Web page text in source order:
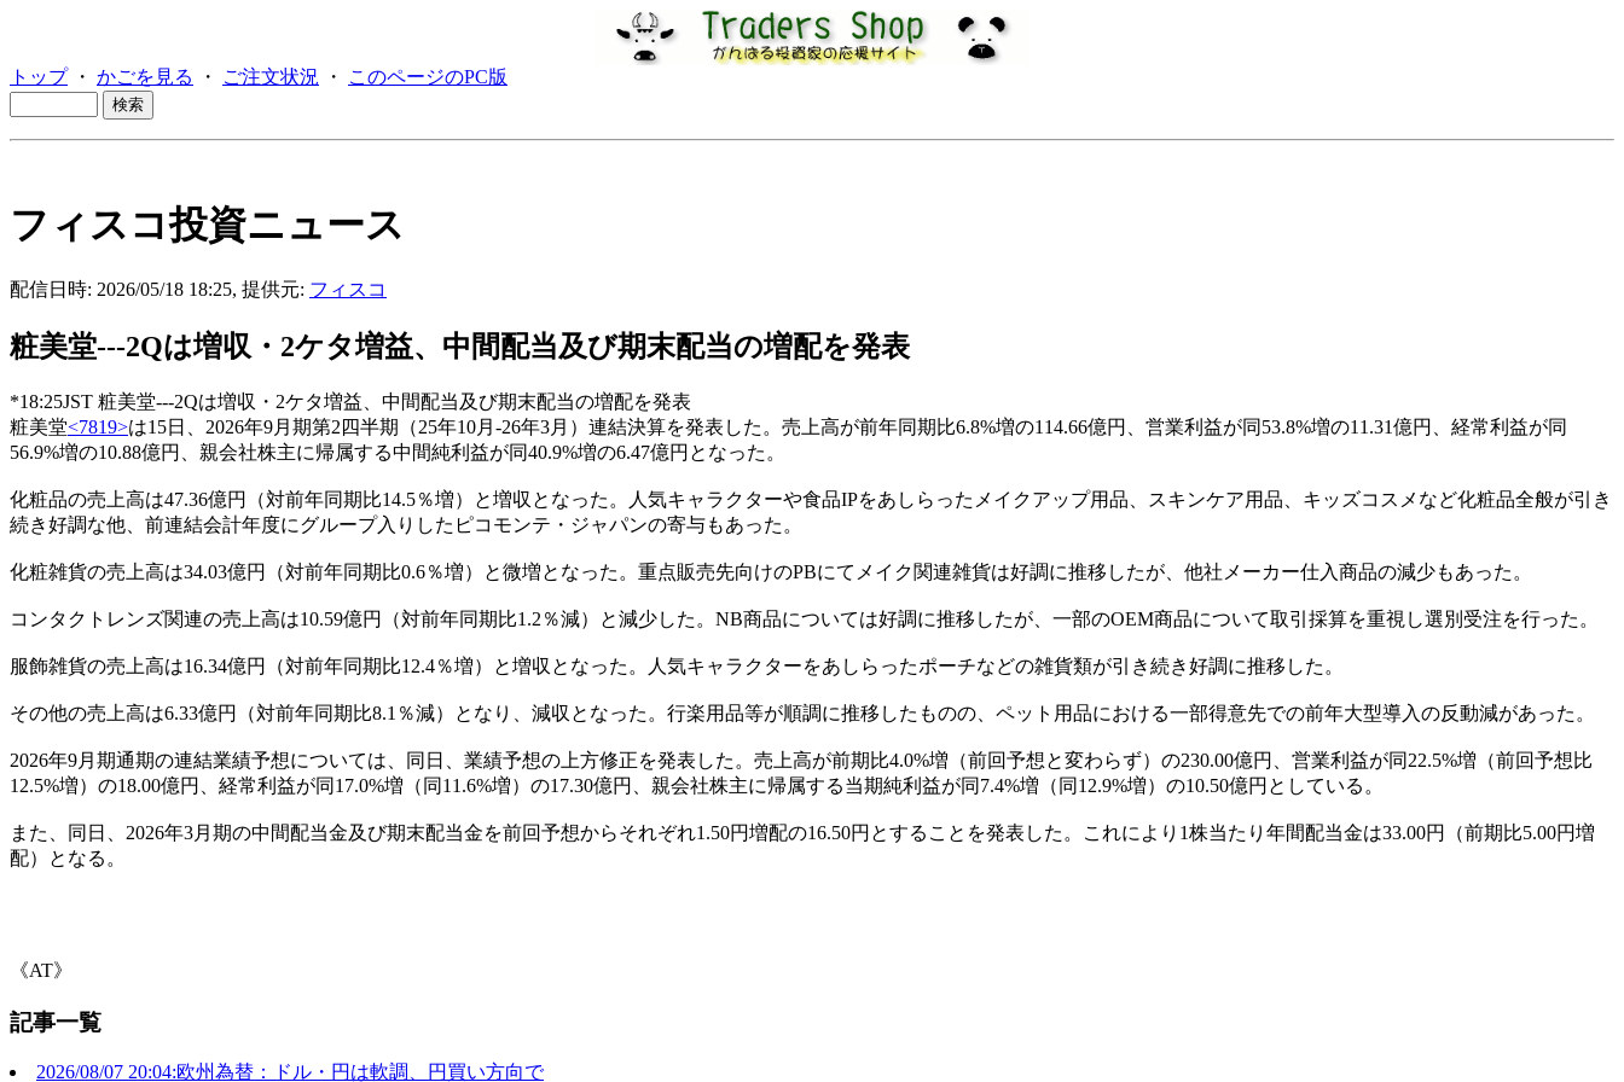
トップ・ かごを見る ・ ご注文状況 ・ このページのPC版
フィスコ投資ニュース
配信日時: 2026/05/18 18:25, 提供元: フィスコ
粧美堂---2Qは増収・2ケタ増益、中間配当及び期末配当の増配を発表
*18:25JST 粧美堂---2Qは増収・2ケタ増益、中間配当及び期末配当の増配を発表
粧美堂<7819>は15日、2026年9月期第2四半期（25年10月-26年3月）連結決算を発表した。売上高が前年同期比6.8%増の114.66億円、営業利益が同53.8%増の11.31億円、経常利益が同
56.9%増の10.88億円、親会社株主に帰属する中間純利益が同40.9%増の6.47億円となった。
化粧品の売上高は47.36億円（対前年同期比14.5％増）と増収となった。人気キャラクターや食品IPをあしらったメイクアップ用品、スキンケア用品、キッズコスメなど化粧品全般が引き
続き好調な他、前連結会計年度にグループ入りしたピコモンテ・ジャパンの寄与もあった。
化粧雑貨の売上高は34.03億円（対前年同期比0.6％増）と微増となった。重点販売先向けのPBにてメイク関連雑貨は好調に推移したが、他社メーカー仕入商品の減少もあった。
コンタクトレンズ関連の売上高は10.59億円（対前年同期比1.2％減）と減少した。NB商品については好調に推移したが、一部のOEM商品について取引採算を重視し選別受注を行った。
服飾雑貨の売上高は16.34億円（対前年同期比12.4％増）と増収となった。人気キャラクターをあしらったポーチなどの雑貨類が引き続き好調に推移した。
その他の売上高は6.33億円（対前年同期比8.1％減）となり、減収となった。行楽用品等が順調に推移したものの、ペット用品における一部得意先での前年大型導入の反動減があった。
2026年9月期通期の連結業績予想については、同日、業績予想の上方修正を発表した。売上高が前期比4.0%増（前回予想と変わらず）の230.00億円、営業利益が同22.5%増（前回予想比
12.5%増）の18.00億円、経常利益が同17.0%増（同11.6%増）の17.30億円、親会社株主に帰属する当期純利益が同7.4%増（同12.9%増）の10.50億円としている。
また、同日、2026年3月期の中間配当金及び期末配当金を前回予想からそれぞれ1.50円増配の16.50円とすることを発表した。これにより1株当たり年間配当金は33.00円（前期比5.00円増
配）となる。
《AT》
記事一覧
2026/08/07 20:04:欧州為替：ドル・円は軟調、円買い方向で